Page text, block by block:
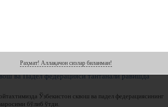
бадминтон федерацияси матбуот хизмати хабар берди.
ва Падел федерацияси тантанали равишда
Ўзбекистон сквош ва падел федерациясининг
бўлиб ўтди.
Раҳмат! Аллақачон сизлар биланман!